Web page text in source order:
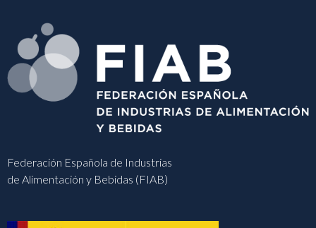
Federación Española de Industrias
de Alimentación y Bebidas (FIAB)